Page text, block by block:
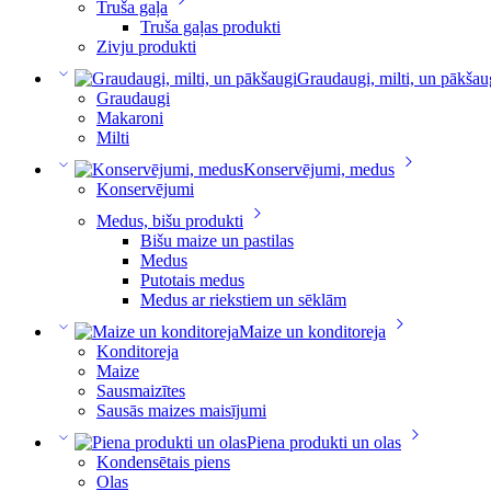
Truša gaļa
Truša gaļas produkti
Zivju produkti
Graudaugi, milti, un
Graudaugi
Makaroni
Milti
Konservējumi, medus
Konservējumi
Medus, bišu produkti
Bišu maize un pastilas
Medus
Putotais medus
Medus ar riekstiem un sēklām
Maize un konditoreja
Konditoreja
Maize
Sausmaizītes
Sausās maizes maisījumi
Piena produkti un olas
Kondensētais piens
Olas